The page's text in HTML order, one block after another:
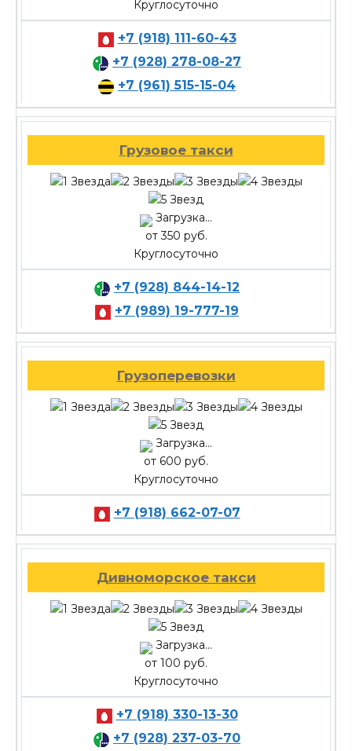
Круглосуточно
+7 (918) 111-60-43
+7 (928) 278-08-27
+7 (961) 515-15-04
Грузовое такси
Загрузка...
от 350 руб.
Круглосуточно
+7 (928) 844-14-12
+7 (989) 19-777-19
Грузоперевозки
Загрузка...
от 600 руб.
Круглосуточно
+7 (918) 662-07-07
Дивноморское такси
Загрузка...
от 100 руб.
Круглосуточно
+7 (918) 330-13-30
+7 (928) 237-03-70